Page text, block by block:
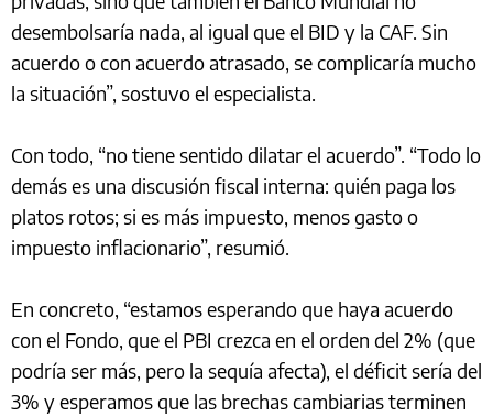
desembolsaría nada, al igual que el BID y la CAF. Sin
acuerdo o con acuerdo atrasado, se complicaría mucho
la situación”, sostuvo el especialista.
Con todo, “no tiene sentido dilatar el acuerdo”. “Todo lo
demás es una discusión fiscal interna: quién paga los
platos rotos; si es más impuesto, menos gasto o
impuesto inflacionario”, resumió.
En concreto, “estamos esperando que haya acuerdo
con el Fondo, que el PBI crezca en el orden del 2% (que
podría ser más, pero la sequía afecta), el déficit sería del
3% y esperamos que las brechas cambiarias terminen